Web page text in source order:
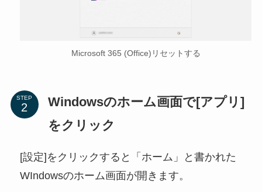
Microsoft 365 (Office)リセットする
STEP
Windowsのホーム画面で[アプリ]
をクリック
[設定]をクリックすると「ホーム」と書かれた
WIndowsのホーム画面が開きます。